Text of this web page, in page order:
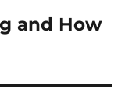
and How